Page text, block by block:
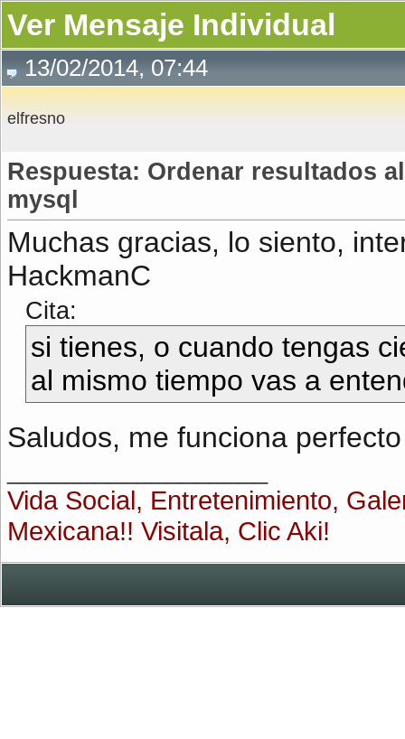
Ver Mensaje Individual
13/02/2014, 07:44
elfresno
Respuesta: Ordenar resultados
mysql
Muchas gracias, lo siento,
HackmanC
Cita:
si tienes, o cuando tengas
al mismo tiempo vas a
Saludos, me funciona perfecto
Vida Social, Entretenimiento,
Mexicana!! Visitala, Clic Aki!